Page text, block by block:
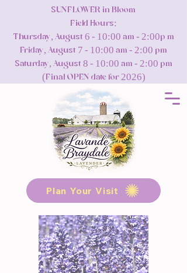
Plan Your Visit
SUNFLOWER in Bloom
Field Hours:
Thursday, August 6 - 10:00 am - 2:00p m
Friday, August 7 - 10:00 am - 2:00 pm
Saturday, August 8 - 10:00 am - 2:00 pm
(Final OPEN date for 2026)